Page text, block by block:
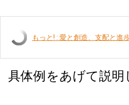
もっと! : 愛と創造、支配と進
具体例をあげて説明